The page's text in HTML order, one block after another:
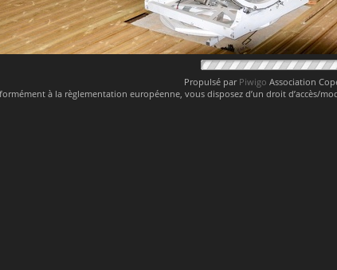
Propulsé par Piwigo Association
à la règlementation européenne, vous disposez d’un droit d’accès/